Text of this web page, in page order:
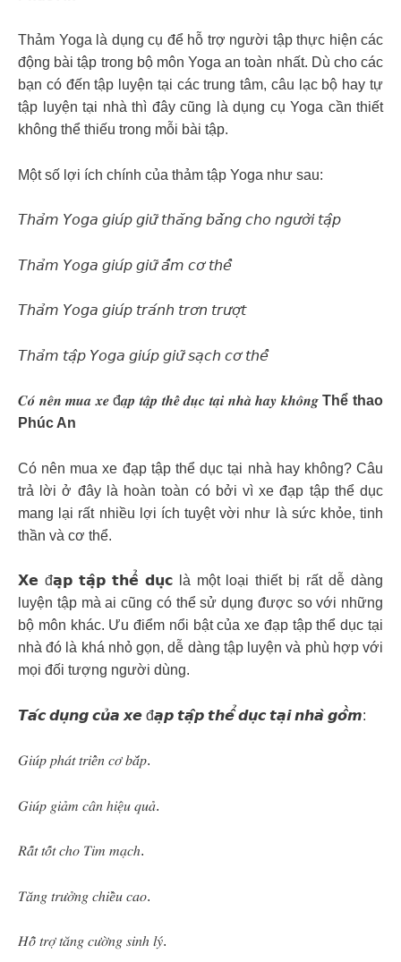
Thảm Yoga là dụng cụ để hỗ trợ người tập thực hiện các
động bài tập trong bộ môn Yoga an toàn nhất. Dù cho các
bạn có đến tập luyện tại các trung tâm, câu lạc bộ hay tự
tập luyện tại nhà thì đây cũng là dụng cụ Yoga cần thiết
không thể thiếu trong mỗi bài tập.
Một số lợi ích chính của thảm tập Yoga như sau:
𝘛𝘩𝘢̉𝘮 𝘠𝘰𝘨𝘢 𝘨𝘪𝘶́𝘱 𝘨𝘪𝘶̛̃ 𝘵𝘩𝘢̆𝘯𝘨 𝘣𝘢̆̀𝘯𝘨 𝘤𝘩𝘰 𝘯𝘨𝘶̛𝘰̛̀𝘪 𝘵𝘢̣̂𝘱
𝘛𝘩𝘢̉𝘮 𝘠𝘰𝘨𝘢 𝘨𝘪𝘶́𝘱 𝘨𝘪𝘶̛̃ 𝘢̂́𝘮 𝘤𝘰̛ 𝘵𝘩𝘦̂̉
𝘛𝘩𝘢̉𝘮 𝘠𝘰𝘨𝘢 𝘨𝘪𝘶́𝘱 𝘵𝘳𝘢́𝘯𝘩 𝘵𝘳𝘰̛𝘯 𝘵𝘳𝘶̛𝘰̛̣𝘵
𝘛𝘩𝘢̉𝘮 𝘵𝘢̣̂𝘱 𝘠𝘰𝘨𝘢 𝘨𝘪𝘶́𝘱 𝘨𝘪𝘶̛̃ 𝘴𝘢̣𝘤𝘩 𝘤𝘰̛ 𝘵𝘩𝘦̂̉
𝑪𝒐́ 𝒏𝒆̂𝒏 𝒎𝒖𝒂 𝒙𝒆 đ𝒂̣𝒑 𝒕𝒂̣̂𝒑 𝒕𝒉𝒆̂̉ 𝒅𝒖̣𝒄 𝒕𝒂̣𝒊 𝒏𝒉𝒂̀ 𝒉𝒂𝒚 𝒌𝒉𝒐̂𝒏𝒈Thể thao
Phúc An
Có nên mua xe đạp tập thể dục tại nhà hay không? Câu
trả lời ở đây là hoàn toàn có bởi vì xe đạp tập thể dục
mang lại rất nhiều lợi ích tuyệt vời như là sức khỏe, tinh
thần và cơ thể.
𝗫𝗲 đ𝗮̣𝗽 𝘁𝗮̣̂𝗽 𝘁𝗵𝗲̂̉ 𝗱𝘂̣𝗰 là một loại thiết bị rất dễ dàng
luyện tập mà ai cũng có thể sử dụng được so với những
bộ môn khác. Ưu điểm nổi bật của xe đạp tập thể dục tại
nhà đó là khá nhỏ gọn, dễ dàng tập luyện và phù hợp với
mọi đối tượng người dùng.
𝙏𝙖́𝙘 𝙙𝙪̣𝙣𝙜 𝙘𝙪̉𝙖 𝙭𝙚 đ𝙖̣𝙥 𝙩𝙖̣̂𝙥 𝙩𝙝𝙚̂̉ 𝙙𝙪̣𝙘 𝙩𝙖̣𝙞 𝙣𝙝𝙖̀ 𝙜𝙤̂̀𝙢:
𝐺𝑖𝑢́𝑝 𝑝ℎ𝑎́𝑡 𝑡𝑟𝑖𝑒̂̉𝑛 𝑐𝑜̛ 𝑏𝑎̆́𝑝.
𝐺𝑖𝑢́𝑝 𝑔𝑖𝑎̉𝑚 𝑐𝑎̂𝑛 ℎ𝑖𝑒̣̂𝑢 𝑞𝑢𝑎̉.
𝑅𝑎̂́𝑡 𝑡𝑜̂́𝑡 𝑐ℎ𝑜 𝑇𝑖𝑚 𝑚𝑎̣𝑐ℎ.
𝑇𝑎̆𝑛𝑔 𝑡𝑟𝑢̛𝑜̛̉𝑛𝑔 𝑐ℎ𝑖𝑒̂̀𝑢 𝑐𝑎𝑜.
𝐻𝑜̂̃ 𝑡𝑟𝑜̛̣ 𝑡𝑎̆𝑛𝑔 𝑐𝑢̛𝑜̛̀𝑛𝑔 𝑠𝑖𝑛ℎ 𝑙𝑦́.